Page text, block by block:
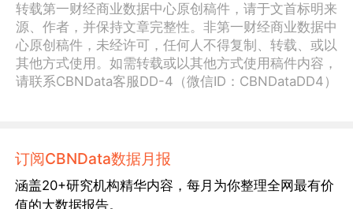
转载第一财经商业数据中心原创稿件，请于文首标明来
源、作者，并保持文章完整性。非第一财经商业数据中
心原创稿件，未经许可，任何人不得复制、转载、或以
其他方式使用。如需转载或以其他方式使用稿件内容，
请联系CBNData客服DD-4（微信ID：CBNDataDD4）
订阅CBNData数据月报
涵盖20+研究机构精华内容，每月为你整理全网最有价
值的大数据报告。